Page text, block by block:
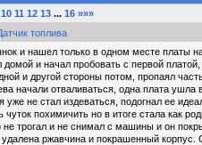
10 11 12 13 ... 16 »»»
топлива
и нашел только в одном месте платы
домой и начал пробовать с первой
и другой стороны потом, пропаял
начали отваливаться, одна плата
уже не стал издеваться, подогнал ее
похимичить но в итоге стала как
не трогал и не снимал с машины и он
ржавчина и покрашенный корпус.